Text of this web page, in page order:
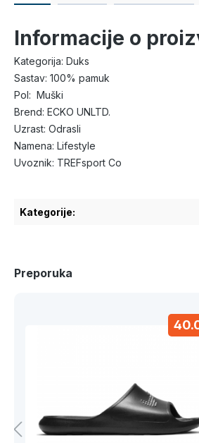
Informacije o
Kategorija: Duks
Sastav: 100% pamuk
Pol: Muški
Brend: ECKO UNLTD.
Uzrast: Odrasli
Namena: Lifestyle
Uvoznik: TREFsport Co
Kategorije:
Preporuka